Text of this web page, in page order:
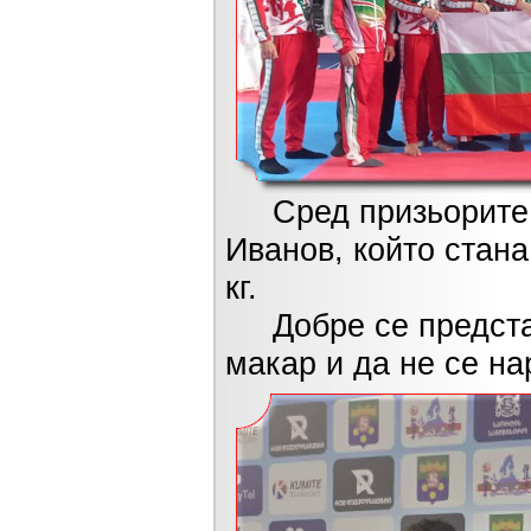
Сред призьорите
Иванов, който
кг.
Добре се
макар и да не се